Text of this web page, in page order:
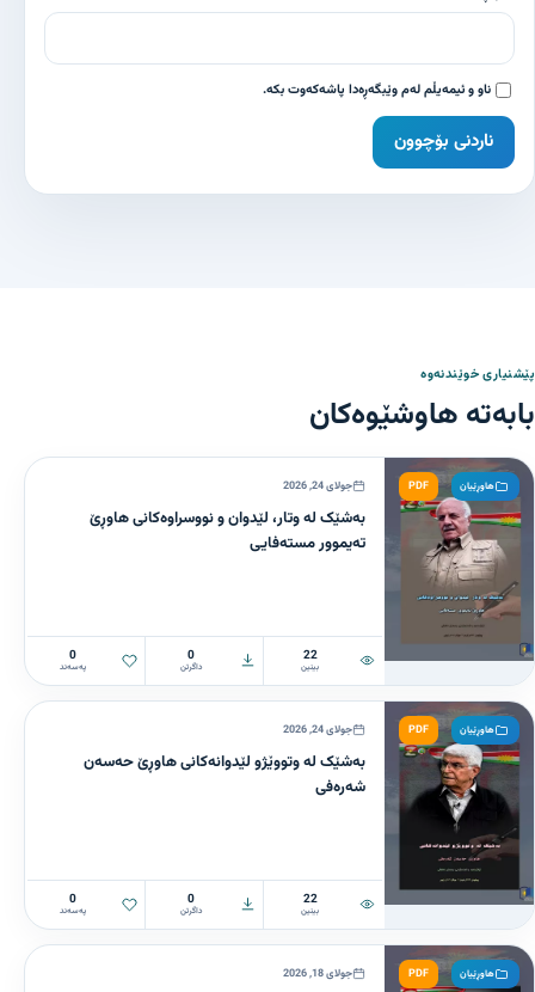
ناو و ئیمەیڵم لەم وێبگەڕەدا پاشەکەوت بکە.
پێشنیاری خوێندنەوە
بابەتە هاوشێوەکان
هاوڕێیان PDF جولای 24, 2026
بەشێک لە وتار، لێدوان و نووسراوەکانی هاوڕێ
تەیموور مستەفایی
22
بینین
0
داگرتن
0
پەسەند
هاوڕێیان PDF جولای 24, 2026
بەشێک لە وتووێژو لێدوانەکانی هاوڕێ حەسەن
شەرەفی
22
بینین
0
داگرتن
0
پەسەند
هاوڕێیان PDF جولای 18, 2026